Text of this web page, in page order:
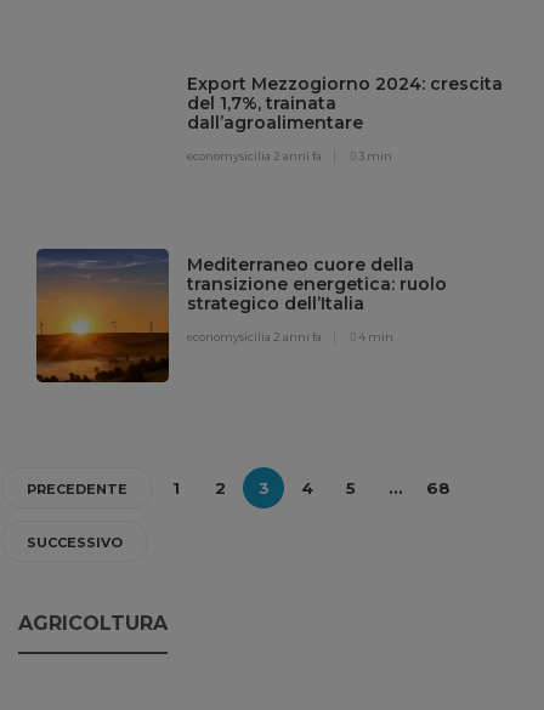
Export Mezzogiorno 2024: crescita
del 1,7%, trainata
dall’agroalimentare
economysicilia 2 anni fa 3 min
Mediterraneo cuore della
transizione energetica: ruolo
strategico dell’Italia
economysicilia 2 anni fa 4 min
PRECEDENTE 1 2 3 4 5 … 68
SUCCESSIVO
AGRICOLTURA